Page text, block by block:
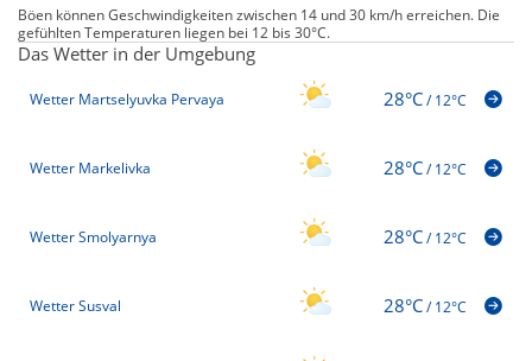
Böen können Geschwindigkeiten zwischen 14 und 30 km/h erreichen. Die
gefühlten Temperaturen liegen bei 12 bis 30°C.
Das Wetter in der Umgebung
Wetter Martselyuvka Pervaya 28°C/12°C
Wetter Markelivka 28°C/12°C
Wetter Smolyarnya 28°C/12°C
Wetter Susval 28°C/12°C